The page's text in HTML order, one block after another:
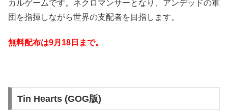
カルゲームです。ネクロマンサーとなり、アンデッドの軍
団を指揮しながら世界の支配者を目指します。
無料配布は9月18日 まで。
Tin Hearts (GOG版)